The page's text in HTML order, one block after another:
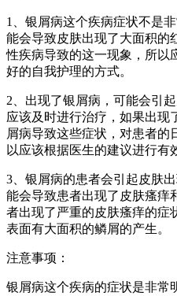
1、银屑病这个疾病症状不是
能会导致皮肤出现了大面积的
性疾病导致的这一现象，所以
好的自我护理的方式。
2、出现了银屑病，可能会引
应该及时进行治疗，如果出现
屑病导致这些症状，对患者的
以应该根据医生的建议进行有
3、银屑病的患者会引起皮肤
能会导致患者出现了皮肤瘙痒
者出现了严重的皮肤瘙痒的症
表面有大面积的鳞屑的产生。
注意事项：
银屑病这个疾病的症状是非常